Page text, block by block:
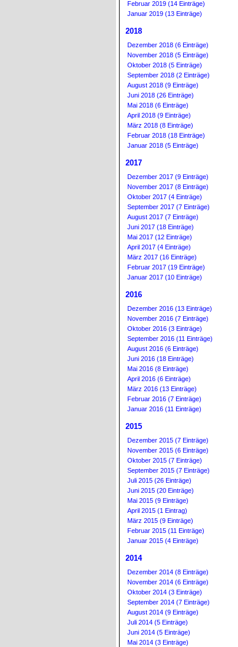
Februar 2019 (14 Einträge)
Januar 2019 (13 Einträge)
2018
Dezember 2018 (6 Einträge)
November 2018 (5 Einträge)
Oktober 2018 (5 Einträge)
September 2018 (2 Einträge)
August 2018 (9 Einträge)
Juni 2018 (26 Einträge)
Mai 2018 (6 Einträge)
April 2018 (9 Einträge)
März 2018 (8 Einträge)
Februar 2018 (18 Einträge)
Januar 2018 (5 Einträge)
2017
Dezember 2017 (9 Einträge)
November 2017 (8 Einträge)
Oktober 2017 (4 Einträge)
September 2017 (7 Einträge)
August 2017 (7 Einträge)
Juni 2017 (18 Einträge)
Mai 2017 (12 Einträge)
April 2017 (4 Einträge)
März 2017 (16 Einträge)
Februar 2017 (19 Einträge)
Januar 2017 (10 Einträge)
2016
Dezember 2016 (13 Einträge)
November 2016 (7 Einträge)
Oktober 2016 (3 Einträge)
September 2016 (11 Einträge)
August 2016 (6 Einträge)
Juni 2016 (18 Einträge)
Mai 2016 (8 Einträge)
April 2016 (6 Einträge)
März 2016 (13 Einträge)
Februar 2016 (7 Einträge)
Januar 2016 (11 Einträge)
2015
Dezember 2015 (7 Einträge)
November 2015 (6 Einträge)
Oktober 2015 (7 Einträge)
September 2015 (7 Einträge)
Juli 2015 (26 Einträge)
Juni 2015 (20 Einträge)
Mai 2015 (9 Einträge)
April 2015 (1 Eintrag)
März 2015 (9 Einträge)
Februar 2015 (11 Einträge)
Januar 2015 (4 Einträge)
2014
Dezember 2014 (8 Einträge)
November 2014 (6 Einträge)
Oktober 2014 (3 Einträge)
September 2014 (7 Einträge)
August 2014 (9 Einträge)
Juli 2014 (5 Einträge)
Juni 2014 (5 Einträge)
Mai 2014 (3 Einträge)